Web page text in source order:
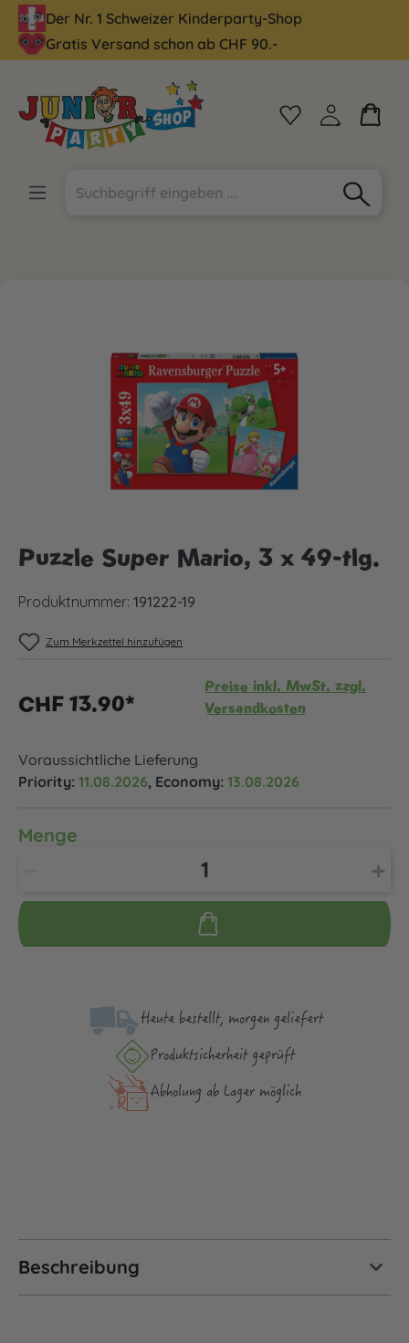
springen
Der Nr. 1 Schweizer Kinderparty-Shop
Gratis Versand schon ab CHF 90.-
Puzzle Super Mario, 3 x 49-tlg.
Produktnummer: 191222-19
Zum Merkzettel hinzufügen
CHF 13.90*
Preise inkl. MwSt. zzgl.
Versandkosten
Voraussichtliche Lieferung
Priority: 11.08.2026, Economy: 13.08.2026
Menge
Heute bestellt, morgen geliefert
Produktsicher­heit geprüft
Abholung ab Lager möglich
Beschreibung